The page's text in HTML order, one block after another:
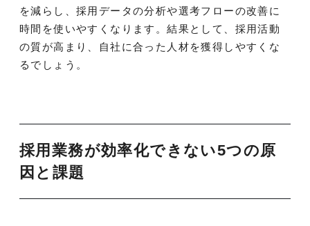
を減らし、採用データの分析や選考フローの改善に
時間を使いやすくなります。結果として、採用活動
の質が高まり、自社に合った人材を獲得しやすくな
るでしょう。
採用業務が効率化できない5つの原
因と課題